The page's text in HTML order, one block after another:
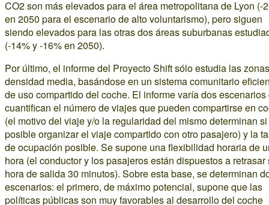
CO2 son más elevados para el área metropolitana de Lyon (-
en 2050 para el escenario de alto voluntarismo), pero siguen
siendo elevados para las otras dos áreas suburbanas
(-14% y -16% en 2050).
Por último, el informe del Proyecto Shift sólo estudia las
densidad media, basándose en un sistema comunitario
de uso compartido del coche. El informe varía dos escenarios
cuantifican el número de viajes que pueden compartirse en
(el motivo del viaje y/o la regularidad del mismo determinan
posible organizar el viaje compartido con otro pasajero) y la
de ocupación posible. Se supone una flexibilidad horaria de
hora (el conductor y los pasajeros están dispuestos a retrasar
hora de salida 30 minutos). Sobre esta base, se determinan
escenarios: el primero, de máximo potencial, supone que las
políticas públicas son muy favorables al desarrollo del coche